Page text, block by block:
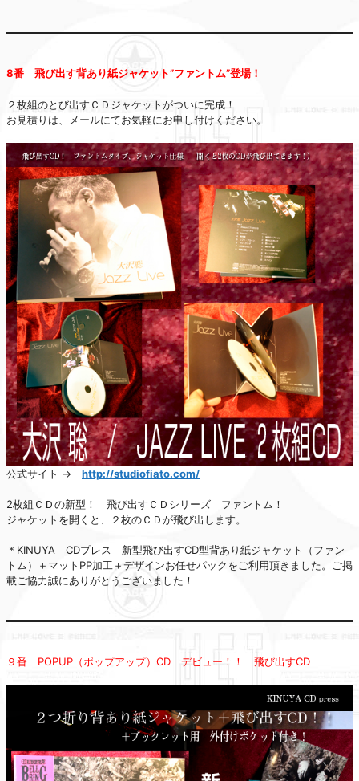
8番 飛び出す背あり紙ジャケット”ファントム”登場！
２枚組のとび出すＣＤジャケットがついに完成！
お見積りは、メールにてお気軽にお申し付けください。
公式サイト → http://studiofiato.com/
2枚組ＣＤの新型！ 飛び出すＣＤシリーズ ファントム！
ジャケットを開くと、２枚のＣＤが飛び出します。
＊KINUYA CDプレス 新型飛び出すCD型背あり紙ジャケット（ファン
トム）＋マットPP加工＋デザインお任せパックをご利用頂きました。ご掲
載ご協力誠にありがとうございました！
９番 POPUP（ポップアップ）CD デビュー！！ 飛び出すCD